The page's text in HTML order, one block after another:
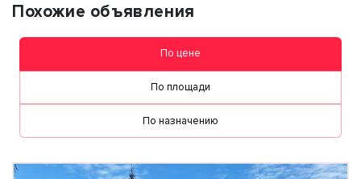
Похожие объявления
По цене
По площади
По назначению